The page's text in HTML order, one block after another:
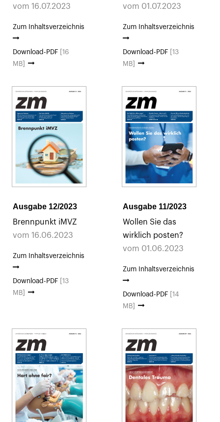
vom 16.07.2023
Zum Inhaltsverzeichnis
Download-PDF
[16
MB]
vom 01.07.2023
Zum Inhaltsverzeichnis
Download-PDF
[13
MB]
Ausgabe 12/2023
Brennpunkt iMVZ
vom 16.06.2023
Zum Inhaltsverzeichnis
Download-PDF
[13
MB]
Ausgabe 11/2023
Wollen Sie das
wirklich posten?
vom 01.06.2023
Zum Inhaltsverzeichnis
Download-PDF
[14
MB]